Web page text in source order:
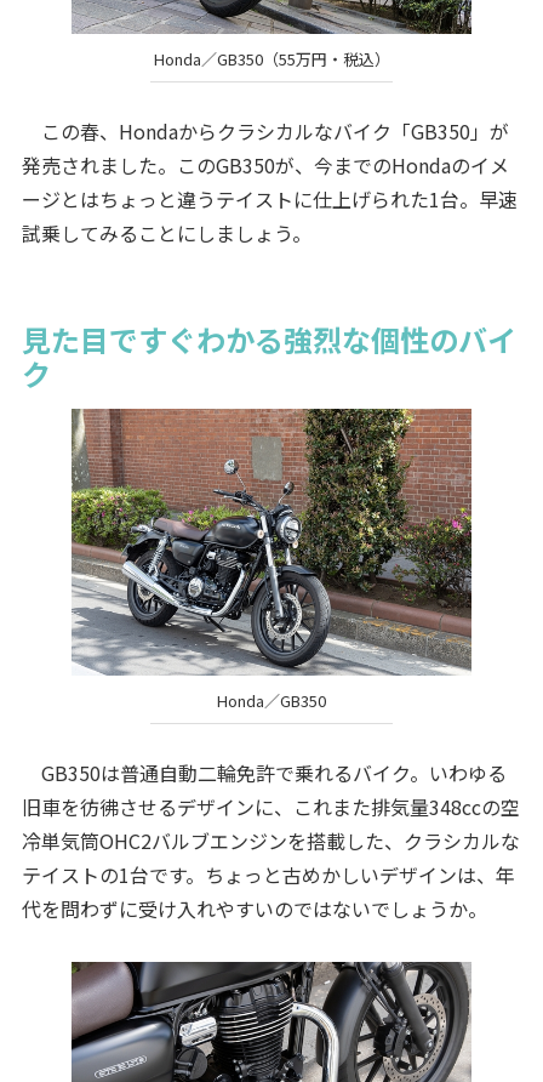
Honda／GB350（55万円・税込）
この春、Hondaからクラシカルなバイク「GB350」が
発売されました。このGB350が、今までのHondaのイメ
ージとはちょっと違うテイストに仕上げられた1台。早速
試乗してみることにしましょう。
見た目ですぐわかる強烈な個性のバイ
ク
Honda／GB350
GB350は普通自動二輪免許で乗れるバイク。いわゆる
旧車を彷彿させるデザインに、これまた排気量348ccの空
冷単気筒OHC2バルブエンジンを搭載した、クラシカルな
テイストの1台です。ちょっと古めかしいデザインは、年
代を問わずに受け入れやすいのではないでしょうか。